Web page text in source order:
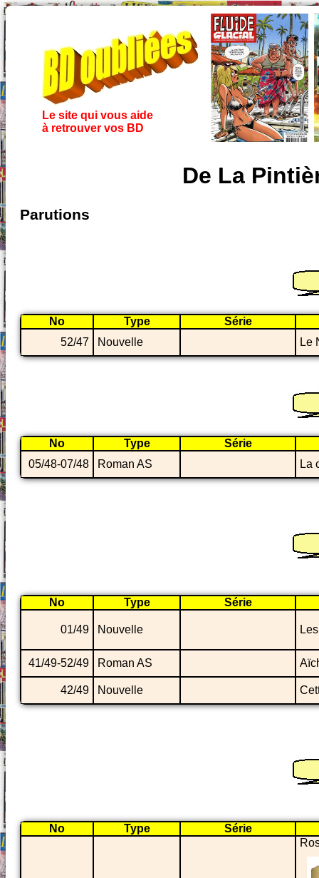
Le site qui vous aide
à retrouver vos BD
De La
Parutions
No Type
Série
52/47
Nouvelle Le
No Type
Série
05/48-07/48
Roman AS La
No Type Série
01/49 Nouvelle
41/49-52/49 Roman AS
42/49 Nouvelle
No Type Série